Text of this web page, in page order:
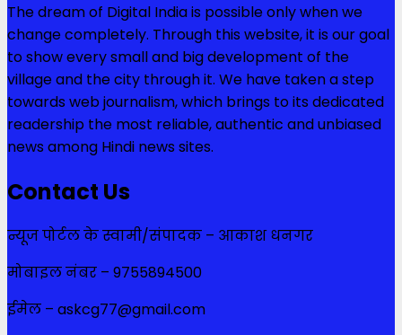
The dream of Digital India is possible only when we
change completely. Through this website, it is our goal
to show every small and big development of the
village and the city through it. We have taken a step
towards web journalism, which brings to its dedicated
readership the most reliable, authentic and unbiased
news among Hindi news sites.
Contact Us
न्यूज पोर्टल के स्वामी/संपादक – आकाश धनगर
मोबाइल नंबर – 9755894500
ईमेल – askcg77@gmail.com